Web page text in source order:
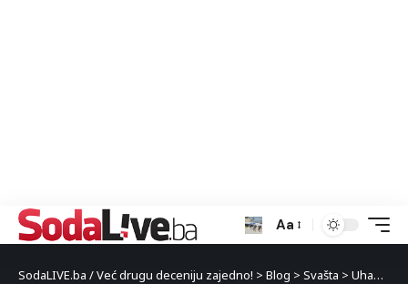
Aa
SodaLIVE.ba / Već drugu deceniju zajedno! > Blog > Svašta > Uhapšen 33-godišnji muškarac iz Lukavca: Sumnjiči se za iskorištavanje djece radi pornografije